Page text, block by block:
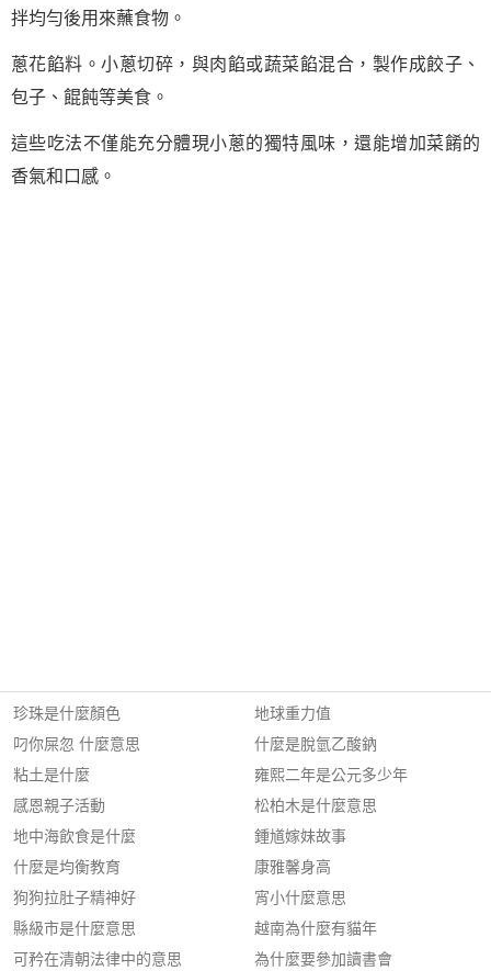
拌均勻後用來蘸食物。
蔥花餡料。小蔥切碎，與肉餡或蔬菜餡混合，製作成餃子、
包子、餛飩等美食。
這些吃法不僅能充分體現小蔥的獨特風味，還能增加菜餚的
香氣和口感。
珍珠是什麼顏色
叼你屎忽 什麼意思
粘土是什麼
感恩親子活動
地中海飲食是什麼
什麼是均衡教育
狗狗拉肚子精神好
縣級市是什麼意思
可矜在清朝法律中的意思
地球重力值
什麼是脫氫乙酸鈉
雍熙二年是公元多少年
松柏木是什麼意思
鍾馗嫁妹故事
康雅馨身高
宵小什麼意思
越南為什麼有貓年
為什麼要參加讀書會